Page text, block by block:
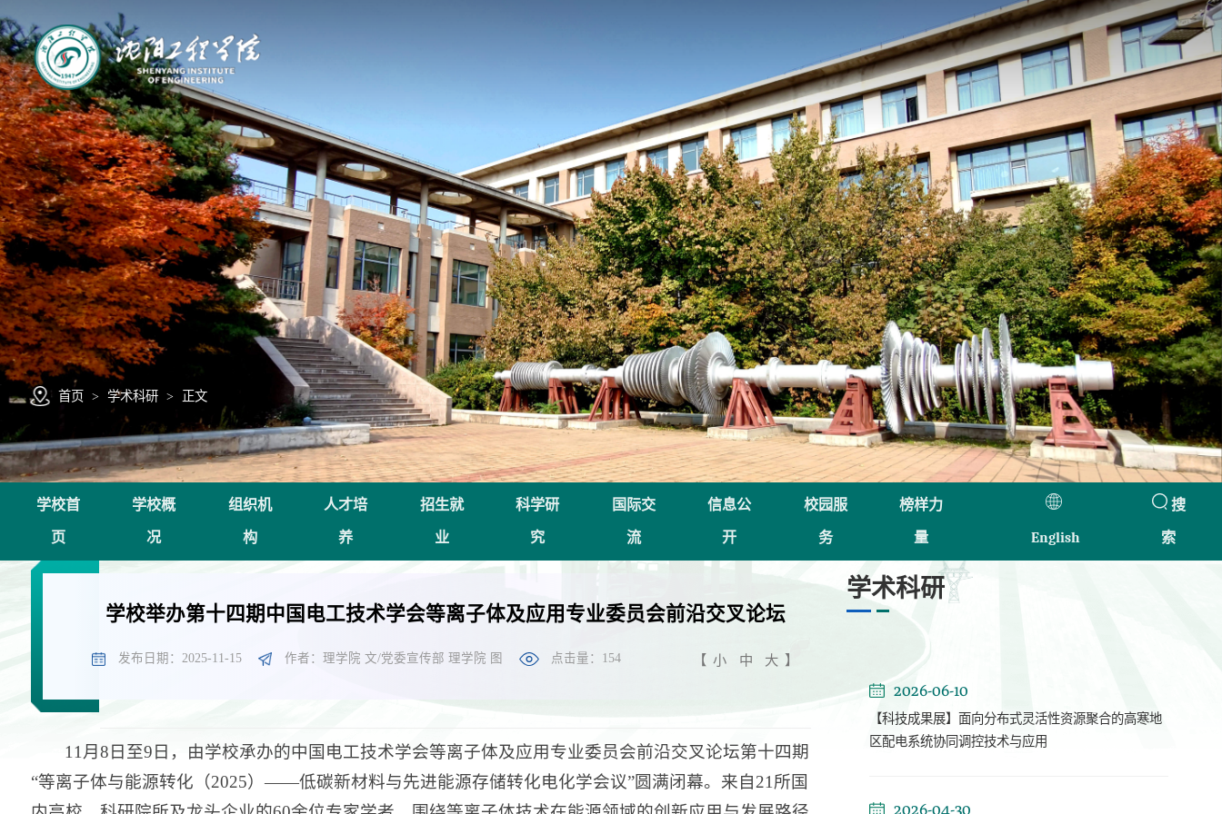
首页 > 学术科研 > 正文
学校首
页
学校概
况
组织机
构
人才培
养
招生就
业
科学研
究
国际交
流
信息公
开
校园服
务
榜样力
量
English
搜
索
学校举办第十四期中国电工技术学会等离子体及应用专业委员会前沿交叉论坛
发布日期：2025-11-15 作者：理学院 文/党委宣传部 理学院 图 点击量： 154 【 小 中 大 】
11月8日至9日，由学校承办的中国电工技术学会等离子体及应用专业委员会前沿交叉论坛第十四期
“等离子体与能源转化（2025）——低碳新材料与先进能源存储转化电化学会议”圆满闭幕。来自21所国
学术科研
2026-06-10
【科技成果展】面向分布式灵活性资源聚合的高寒地
区配电系统协同调控技术与应用
2026-04-30